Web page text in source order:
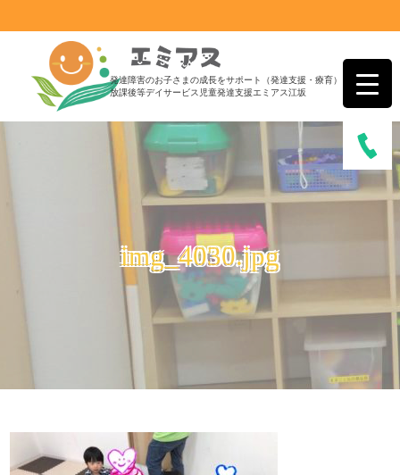
発達障害のお子さまの成長をサポート（発達支援・療育）
放課後等デイサービス児童発達支援エミアス江坂
img_4030.jpg